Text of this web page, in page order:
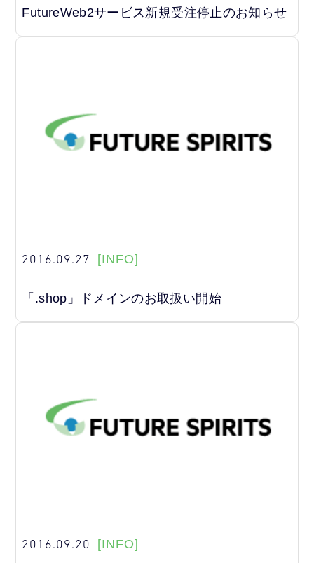
FutureWeb2サービス新規受注停止のお知らせ
2016.09.27 [INFO]
「.shop」ドメインのお取扱い開始
2016.09.20 [INFO]